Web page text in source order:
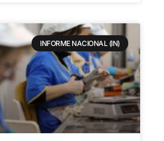
INFORME NACIONAL (IN)